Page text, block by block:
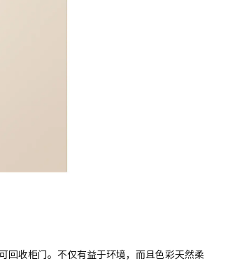
回收柜门。不仅有益于环境，而且色彩天然柔